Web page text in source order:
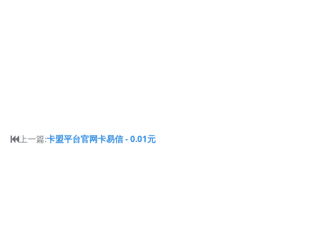
上一篇:卡盟平台官网卡易信 - 0.01元